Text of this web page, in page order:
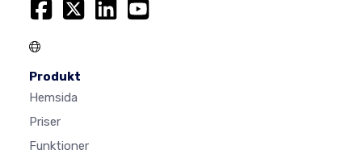
Produkt
Hemsida
Priser
Funktioner